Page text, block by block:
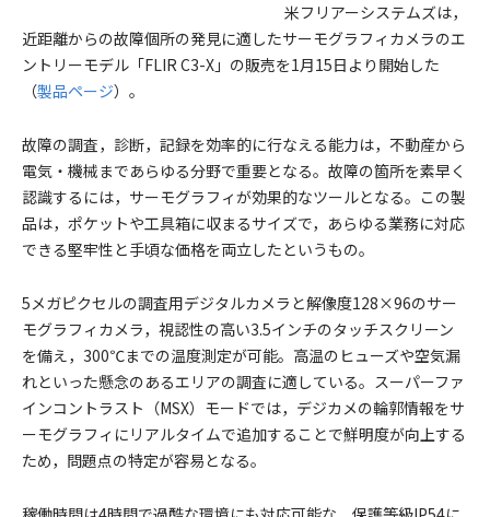
米フリアーシステムズは，
近距離からの故障個所の発見に適したサーモグラフィカメラのエ
ントリーモデル「FLIR C3-X」の販売を1月15日より開始した
（製品ページ）。
故障の調査，診断，記録を効率的に行なえる能力は，不動産から
電気・機械まであらゆる分野で重要となる。故障の箇所を素早く
認識するには，サーモグラフィが効果的なツールとなる。この製
品は，ポケットや工具箱に収まるサイズで，あらゆる業務に対応
できる堅牢性と手頃な価格を両立したというもの。
5メガピクセルの調査用デジタルカメラと解像度128×96のサー
モグラフィカメラ，視認性の高い3.5インチのタッチスクリーン
を備え，300℃までの温度測定が可能。高温のヒューズや空気漏
れといった懸念のあるエリアの調査に適している。スーパーファ
インコントラスト（MSX）モードでは，デジカメの輪郭情報をサ
ーモグラフィにリアルタイムで追加することで鮮明度が向上する
ため，問題点の特定が容易となる。